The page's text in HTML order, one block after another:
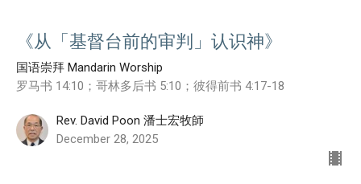
《从「基督台前的审判」认识神》
国语崇拜 Mandarin Worship
罗马书 14:10；哥林多后书 5:10；彼得前书 4:17-18
Rev. David Poon 潘士宏牧師
December 28, 2025